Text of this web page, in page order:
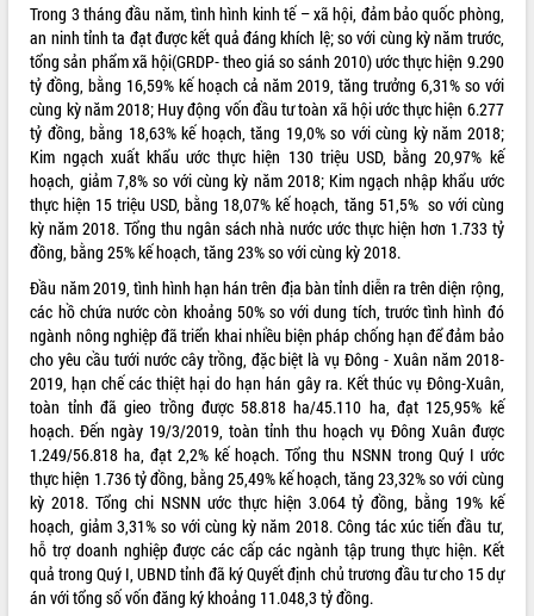
VIDEO
Khám bệnh, cấp phát thuốc miễn phí
và tặng quà người dân xã Cư Pui
Hội nghị UBND tỉnh Đắk Lắk thường kỳ
tháng 7/2026
Trong 3 tháng đầu năm, tình hình kinh tế – xã hội, đảm bảo quốc phòng,
an ninh tỉnh ta đạt được kết quả đáng khích lệ; so với cùng kỳ năm trước,
tổng sản phẩm xã hội(GRDP- theo giá so sánh 2010) ước thực hiện 9.290
tỷ đồng, bằng 16,59% kế hoạch cả năm 2019, tăng trưởng 6,31% so với
cùng kỳ năm 2018; Huy động vốn đầu tư toàn xã hội ước thực hiện 6.277
tỷ đồng, bằng 18,63% kế hoạch, tăng 19,0% so với cùng kỳ năm 2018;
Kim ngạch xuất khẩu ước thực hiện 130 triệu USD, bằng 20,97% kế
hoạch, giảm 7,8% so với cùng kỳ năm 2018; Kim ngạch nhập khẩu ước
thực hiện 15 triệu USD, bằng 18,07% kế hoạch, tăng 51,5% so với cùng
kỳ năm 2018. Tổng thu ngân sách nhà nước ước thực hiện hơn 1.733 tỷ
đồng, bằng 25% kế hoạch, tăng 23% so với cùng kỳ 2018.
Đầu năm 2019, tình hình hạn hán trên địa bàn tỉnh diễn ra trên diện rộng,
các hồ chứa nước còn khoảng 50% so với dung tích, trước tình hình đó
ngành nông nghiệp đã triển khai nhiều biện pháp chống hạn để đảm bảo
cho yêu cầu tưới nước cây trồng, đặc biệt là vụ Đông - Xuân năm 2018-
2019, hạn chế các thiệt hại do hạn hán gây ra. Kết thúc vụ Đông-Xuân,
toàn tỉnh đã gieo trồng được 58.818 ha/45.110 ha, đạt 125,95% kế
hoạch. Đến ngày 19/3/2019, toàn tỉnh thu hoạch vụ Đông Xuân được
1.249/56.818 ha, đạt 2,2% kế hoạch. Tổng thu NSNN trong Quý I ước
thực hiện 1.736 tỷ đồng, bằng 25,49% kế hoạch, tăng 23,32% so với cùng
kỳ 2018. Tổng chi NSNN ước thực hiện 3.064 tỷ đồng, bằng 19% kế
hoạch, giảm 3,31% so với cùng kỳ năm 2018. Công tác xúc tiến đầu tư,
hỗ trợ doanh nghiệp được các cấp các ngành tập trung thực hiện. Kết
quả trong Quý I, UBND tỉnh đã ký Quyết định chủ trương đầu tư cho 15 dự
án với tổng số vốn đăng ký khoảng 11.048,3 tỷ đồng.